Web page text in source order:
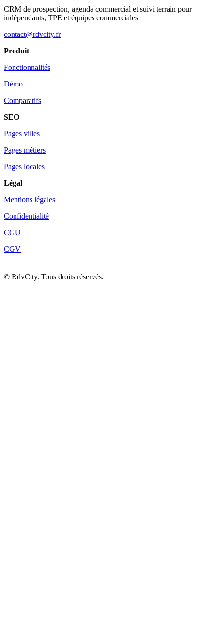
CRM de prospection, agenda commercial et suivi terrain pour
indépendants, TPE et équipes commerciales.
contact@rdvcity.fr
Produit
Fonctionnalités
Démo
Comparatifs
SEO
Pages villes
Pages métiers
Pages locales
Légal
Mentions légales
Confidentialité
CGU
CGV
© RdvCity. Tous droits réservés.